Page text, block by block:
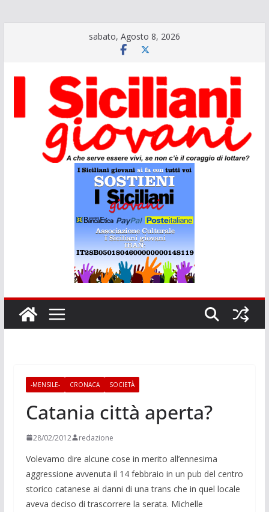
sabato, Agosto 8, 2026
-MENSILE- CRONACA SOCIETÀ
Catania città aperta?
28/02/2012 redazione
Volevamo dire alcune cose in merito all’ennesima
aggressione avvenuta il 14 febbraio in un pub del centro
storico catanese ai danni di una trans che in quel locale
aveva deciso di trascorrere la serata. Michelle